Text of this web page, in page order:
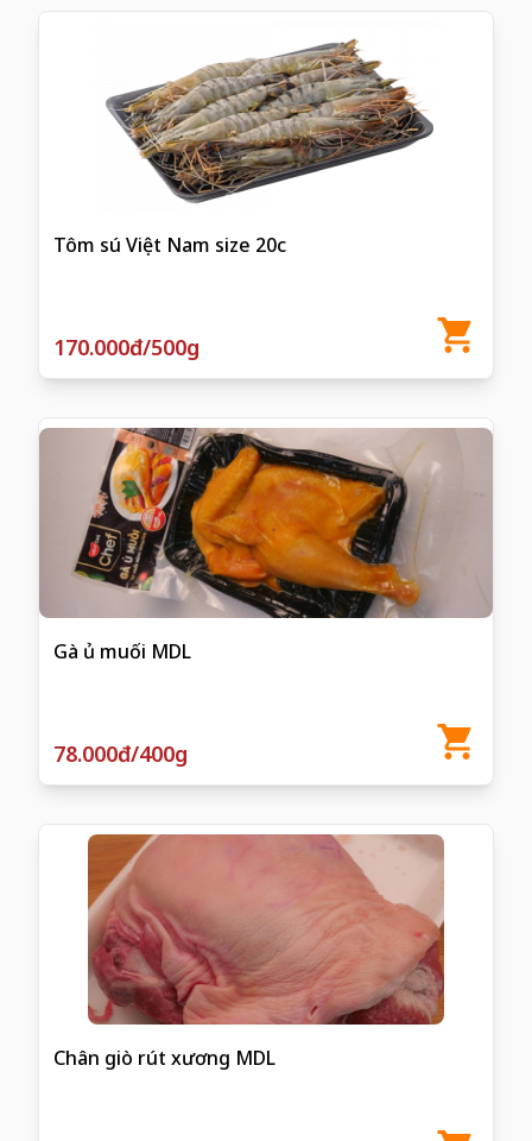
Tôm sú Việt Nam size 20c
170.000đ/500g
Gà ủ muối MDL
78.000đ/400g
Chân giò rút xương MDL